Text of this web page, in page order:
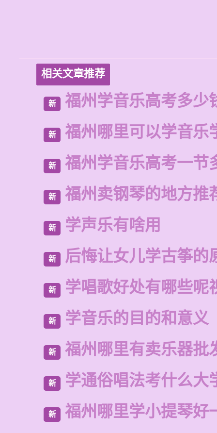
相关文章推荐
新 福州学音乐高考多少
新 福州哪里可以学音乐
新 福州学音乐高考一节
新 福州卖钢琴的地方推
新 学声乐有啥用
新 后悔让女儿学古筝的
新 学唱歌好处有哪些呢
新 学音乐的目的和意义
新 福州哪里有卖乐器批
新 学通俗唱法考什么大
新 福州哪里学小提琴好